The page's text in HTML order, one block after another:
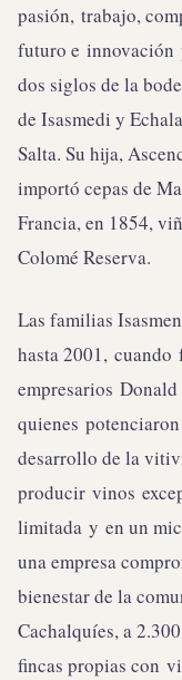
pasión, trabajo,
futuro e innovación
dos siglos de la
de Isasmedi y
Salta. Su hija,
importó cepas de
Francia, en 1854,
Colomé Reserva.
Las familias
hasta 2001,
empresarios
quienes
desarrollo de la
producir vinos
limitada y en un
una empresa
bienestar de la
Cachalquíes, a
fincas propias con